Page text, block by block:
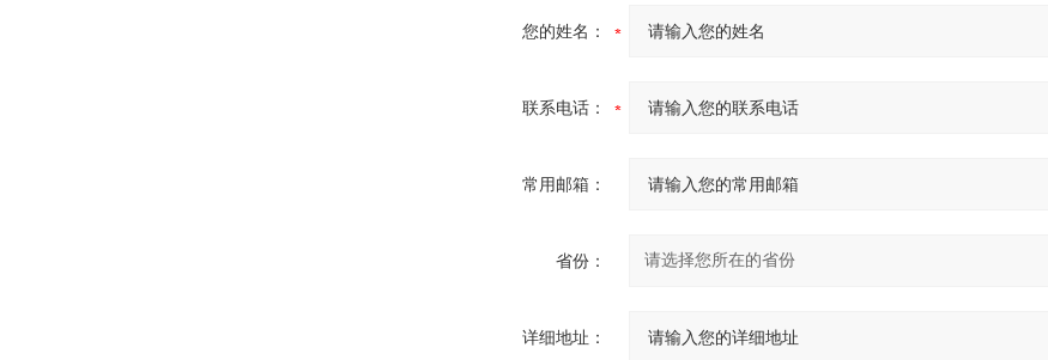
您的姓名：
联系电话：
常用邮箱：
省份：
详细地址：